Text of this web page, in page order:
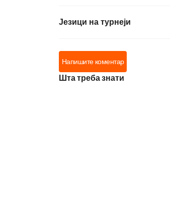
Језици на турнеји
Напишите коментар
Шта треба знати